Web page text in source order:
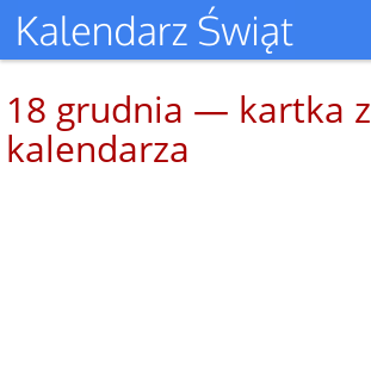
18 grudnia — kartka z
kalendarza